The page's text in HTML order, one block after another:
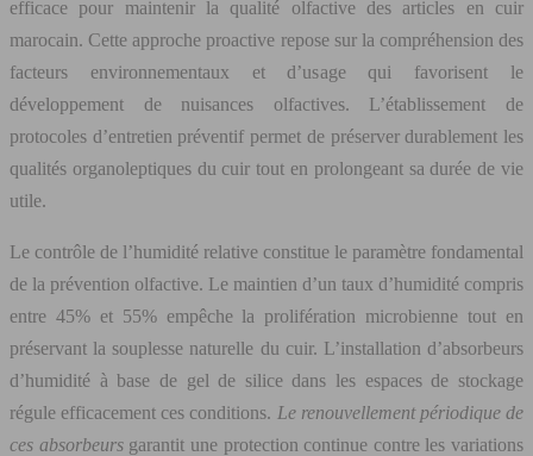
efficace pour maintenir la qualité olfactive des articles en cuir
marocain. Cette approche proactive repose sur la compréhension des
facteurs environnementaux et d’usage qui favorisent le
développement de nuisances olfactives. L’établissement de
protocoles d’entretien préventif permet de préserver durablement les
qualités organoleptiques du cuir tout en prolongeant sa durée de vie
utile.
Le contrôle de l’humidité relative constitue le paramètre fondamental
de la prévention olfactive. Le maintien d’un taux d’humidité compris
entre 45% et 55% empêche la prolifération microbienne tout en
préservant la souplesse naturelle du cuir. L’installation d’absorbeurs
d’humidité à base de gel de silice dans les espaces de stockage
régule efficacement ces conditions. Le renouvellement périodique de
ces absorbeursgarantit une protection continue contre les variations